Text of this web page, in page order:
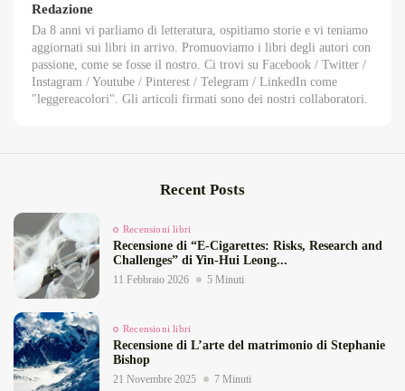
Redazione
Da 8 anni vi parliamo di letteratura, ospitiamo storie e vi teniamo
aggiornati sui libri in arrivo. Promuoviamo i libri degli autori con
passione, come se fosse il nostro. Ci trovi su Facebook / Twitter /
Instagram / Youtube / Pinterest / Telegram / LinkedIn come
"leggereacolori". Gli articoli firmati sono dei nostri collaboratori.
Recent Posts
Recensioni libri
Recensione di “E‑Cigarettes: Risks, Research and
Challenges” di Yin‑Hui Leong...
11 Febbraio 2026 5 Minuti
Recensioni libri
Recensione di L’arte del matrimonio di Stephanie
Bishop
21 Novembre 2025 7 Minuti